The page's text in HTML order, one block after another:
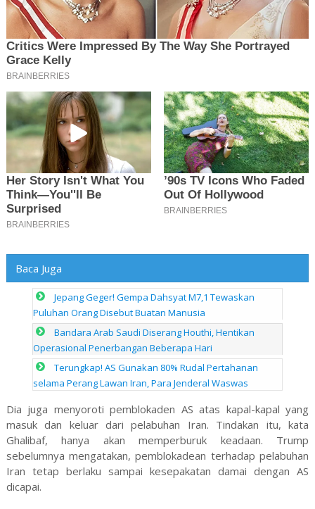
Baca Juga
Jepang Geger! Gempa Dahsyat M7,1 Tewaskan
Puluhan Orang Disebut Buatan Manusia
Bandara Arab Saudi Diserang Houthi, Hentikan
Operasional Penerbangan Beberapa Hari
Terungkap! AS Gunakan 80% Rudal Pertahanan
selama Perang Lawan Iran, Para Jenderal Waswas
Dia juga menyoroti pemblokaden AS atas kapal-kapal yang
masuk dan keluar dari pelabuhan Iran. Tindakan itu, kata
Ghalibaf, hanya akan memperburuk keadaan. Trump
sebelumnya mengatakan, pemblokadean terhadap pelabuhan
Iran tetap berlaku sampai kesepakatan damai dengan AS
dicapai.